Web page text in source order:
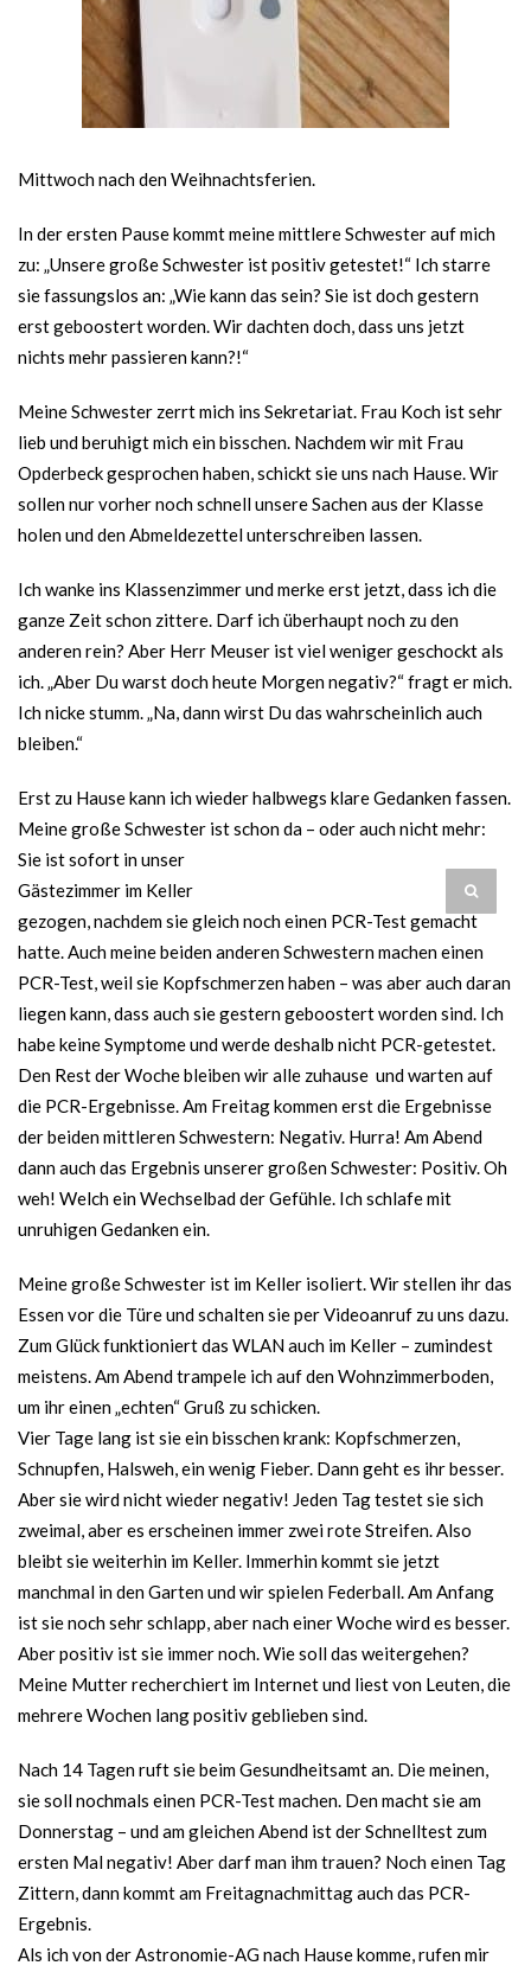
Mittwoch nach den Weihnachtsferien.
In der ersten Pause kommt meine mittlere Schwester auf mich
zu: „Unsere große Schwester ist positiv getestet!“ Ich starre
sie fassungslos an: „Wie kann das sein? Sie ist doch gestern
erst geboostert worden. Wir dachten doch, dass uns jetzt
nichts mehr passieren kann?!“
Meine Schwester zerrt mich ins Sekretariat. Frau Koch ist sehr
lieb und beruhigt mich ein bisschen. Nachdem wir mit Frau
Opderbeck gesprochen haben, schickt sie uns nach Hause. Wir
sollen nur vorher noch schnell unsere Sachen aus der Klasse
holen und den Abmeldezettel unterschreiben lassen.
Ich wanke ins Klassenzimmer und merke erst jetzt, dass ich die
ganze Zeit schon zittere. Darf ich überhaupt noch zu den
anderen rein? Aber Herr Meuser ist viel weniger geschockt als
ich. „Aber Du warst doch heute Morgen negativ?“ fragt er mich.
Ich nicke stumm. „Na, dann wirst Du das wahrscheinlich auch
bleiben.“
Erst zu Hause kann ich wieder halbwegs klare Gedanken fassen.
Meine große Schwester ist schon da – oder auch nicht mehr:
Sie ist sofort in unser
Gästezimmer im Keller
gezogen, nachdem sie gleich noch einen PCR-Test gemacht
hatte. Auch meine beiden anderen Schwestern machen einen
PCR-Test, weil sie Kopfschmerzen haben – was aber auch daran
liegen kann, dass auch sie gestern geboostert worden sind. Ich
habe keine Symptome und werde deshalb nicht PCR-getestet.
Den Rest der Woche bleiben wir alle zuhause und warten auf
die PCR-Ergebnisse. Am Freitag kommen erst die Ergebnisse
der beiden mittleren Schwestern: Negativ. Hurra! Am Abend
dann auch das Ergebnis unserer großen Schwester: Positiv. Oh
weh! Welch ein Wechselbad der Gefühle. Ich schlafe mit
unruhigen Gedanken ein.
Meine große Schwester ist im Keller isoliert. Wir stellen ihr das
Essen vor die Türe und schalten sie per Videoanruf zu uns dazu.
Zum Glück funktioniert das WLAN auch im Keller – zumindest
meistens. Am Abend trampele ich auf den Wohnzimmerboden,
um ihr einen „echten“ Gruß zu schicken.
Vier Tage lang ist sie ein bisschen krank: Kopfschmerzen,
Schnupfen, Halsweh, ein wenig Fieber. Dann geht es ihr besser.
Aber sie wird nicht wieder negativ! Jeden Tag testet sie sich
zweimal, aber es erscheinen immer zwei rote Streifen. Also
bleibt sie weiterhin im Keller. Immerhin kommt sie jetzt
manchmal in den Garten und wir spielen Federball. Am Anfang
ist sie noch sehr schlapp, aber nach einer Woche wird es besser.
Aber positiv ist sie immer noch. Wie soll das weitergehen?
Meine Mutter recherchiert im Internet und liest von Leuten, die
mehrere Wochen lang positiv geblieben sind.
Nach 14 Tagen ruft sie beim Gesundheitsamt an. Die meinen,
sie soll nochmals einen PCR-Test machen. Den macht sie am
Donnerstag – und am gleichen Abend ist der Schnelltest zum
ersten Mal negativ! Aber darf man ihm trauen? Noch einen Tag
Zittern, dann kommt am Freitagnachmittag auch das PCR-
Ergebnis.
Als ich von der Astronomie-AG nach Hause komme, rufen mir